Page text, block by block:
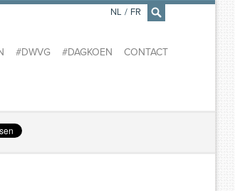
×
#DWVG #DAGKOEN CONTACT
NL / FR